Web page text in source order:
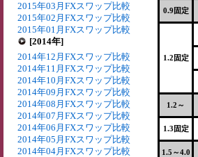
2015年03月FXスワップ比較
2015年02月FXスワップ比較
2015年01月FXスワップ比較
[2014年]
2014年12月FXスワップ比較
2014年11月FXスワップ比較
2014年10月FXスワップ比較
2014年09月FXスワップ比較
2014年08月FXスワップ比較
2014年07月FXスワップ比較
2014年06月FXスワップ比較
2014年05月FXスワップ比較
2014年04月FXスワップ比較
0.9固定
1.2固定
1.2～
1.3固定
1.5～4.0